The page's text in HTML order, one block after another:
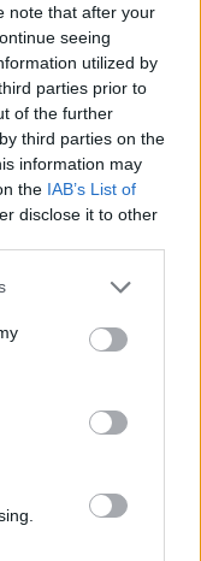
note that after your
seeing
utilized by
parties prior to
of the further
third parties on the
information may
the IAB’s List of
disclose it to other
Ο
Μετάλλων